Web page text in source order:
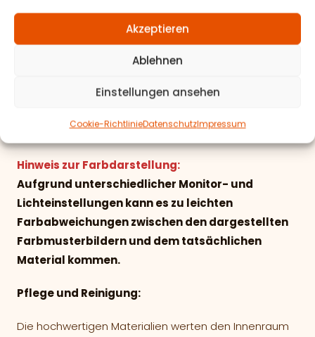
Akzeptieren
Ablehnen
Einstellungen ansehen
Cookie-RichtlinieDatenschutzImpressum
Materialeigenschaften:
Scheuerfestigkeit
-pflegeleicht und abriebfest
Hinweis zur Farbdarstellung:
Aufgrund unterschiedlicher Monitor- und
Lichteinstellungen kann es zu leichten
Farbabweichungen zwischen den dargestellten
Farbmusterbildern und dem tatsächlichen
Material kommen.
Pflege und Reinigung:
Die hochwertigen Materialien werten den Innenraum